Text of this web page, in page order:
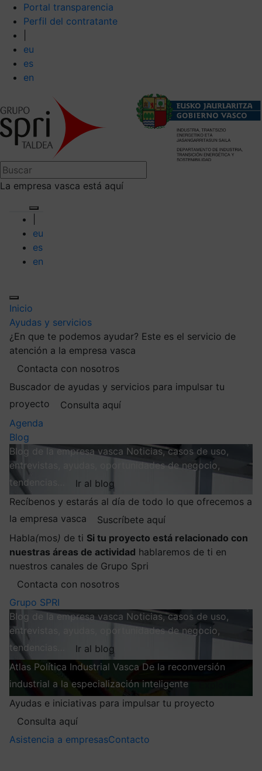
Portal transparencia
Perfil del contratante
eu
es
en
La empresa vasca está aquí
eu
es
en
Inicio
Ayudas y servicios
¿En que te podemos ayudar? Este es el servicio de
atención a la empresa vasca
Contacta con nosotros
Buscador de ayudas y servicios para impulsar tu
proyecto
Consulta aquí
Agenda
Blog
Blog de la empresa vasca Noticias, casos de uso,
entrevistas, ayudas, oportunidades de negocio,
tendencias…
Ir al blog
Recíbenos y estarás al día de todo lo que ofrecemos a
la empresa vasca
Suscríbete aquí
Habla(mos) de ti Si tu proyecto está relacionado con
nuestras áreas de actividad hablaremos de ti en
nuestros canales de Grupo Spri
Contacta con nosotros
Grupo SPRI
Blog de la empresa vasca Noticias, casos de uso,
entrevistas, ayudas, oportunidades de negocio,
tendencias…
Ir al blog
Atlas Política Industrial Vasca De la reconversión
industrial a la especialización inteligente
Ayudas e iniciativas para impulsar tu proyecto
Consulta aquí
Asistencia a empresasContacto